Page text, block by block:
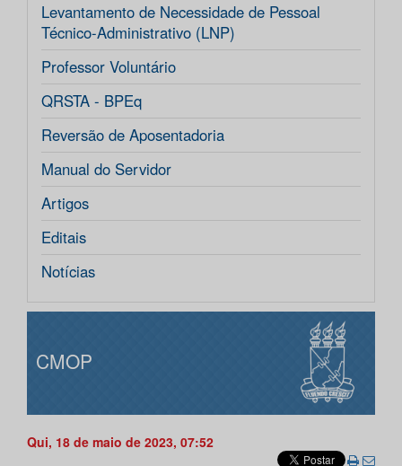
Levantamento de Necessidade de Pessoal
Técnico-Administrativo (LNP)
Professor Voluntário
QRSTA - BPEq
Reversão de Aposentadoria
Manual do Servidor
Artigos
Editais
Notícias
CMOP
Qui, 18 de maio de 2023, 07:52